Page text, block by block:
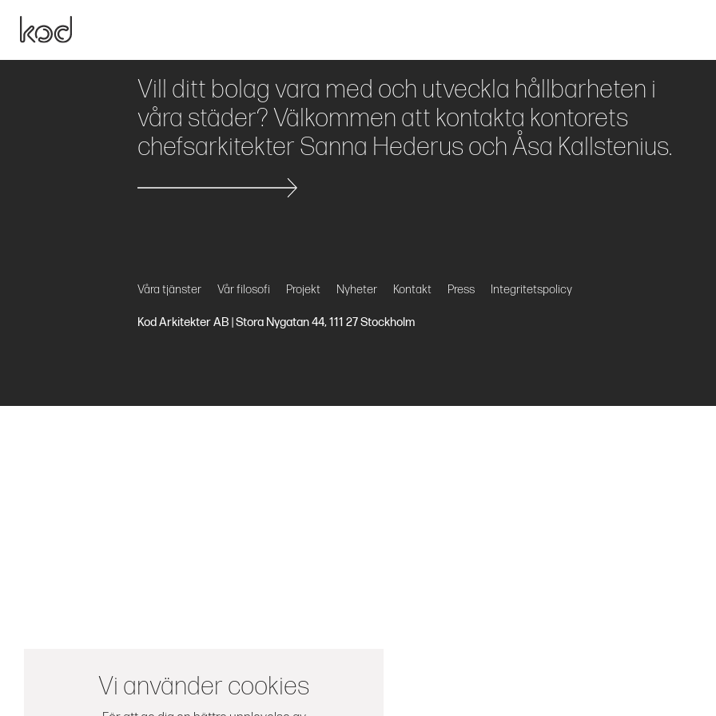
Vi använder cookies
Vill ditt bolag vara med och utveckla hållbarheten i
våra städer? Välkommen att kontakta kontorets
chefsarkitekter Sanna Hederus och Åsa Kallstenius.
Våra tjänster Vår filosofi Projekt Nyheter Kontakt Press Integritetspolicy
Kod Arkitekter AB | Stora Nygatan 44, 111 27 Stockholm